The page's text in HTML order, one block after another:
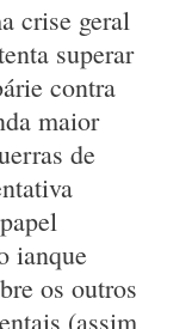
crise geral
superar
contra
maior
de
ianque
os outros
(assim